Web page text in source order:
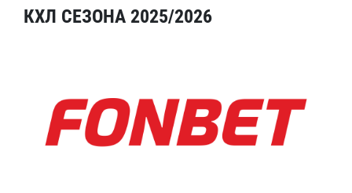
КХЛ СЕЗОНА 2025/2026